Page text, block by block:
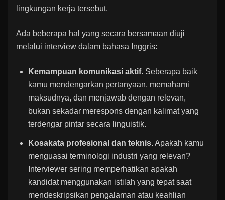
lingkungan kerja tersebut.
Ada beberapa hal yang secara bersamaan diuji
melalui interview dalam bahasa Inggris:
Kemampuan komunikasi aktif. Seberapa baik
kamu mendengarkan pertanyaan, memahami
maksudnya, dan menjawab dengan relevan,
bukan sekadar merespons dengan kalimat yang
terdengar pintar secara linguistik.
Kosakata profesional dan teknis.Apakah kamu
menguasai terminologi industri yang relevan?
Interviewer sering memperhatikan apakah
kandidat menggunakan istilah yang tepat saat
mendeskripsikan pengalaman atau keahlian